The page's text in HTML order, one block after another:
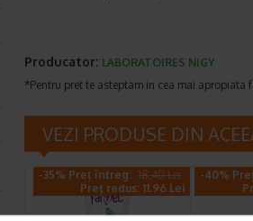
Producator: LABORATOIRES NIGY
*Pentru pret te asteptam in cea mai apropiata
VEZI PRODUSE DIN
-35% Preț întreg: 18,40 Lei
Preț redus: 11.96 Lei
-40%